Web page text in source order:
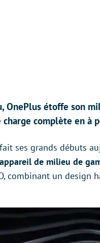
OnePlus étoffe son
charge complète en à
fait ses grands débuts
de milieu de
combinant un